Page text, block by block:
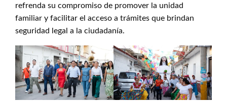
refrenda su compromiso de promover la unidad
familiar y facilitar el acceso a trámites que brindan
seguridad legal a la ciudadanía.